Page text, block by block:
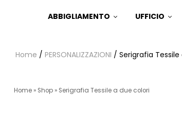
ABBIGLIAMENTO UFFICIO
Home / PERSONALIZZAZIONI / Serigrafia
Home » Shop » Serigrafia Tessile a due colori